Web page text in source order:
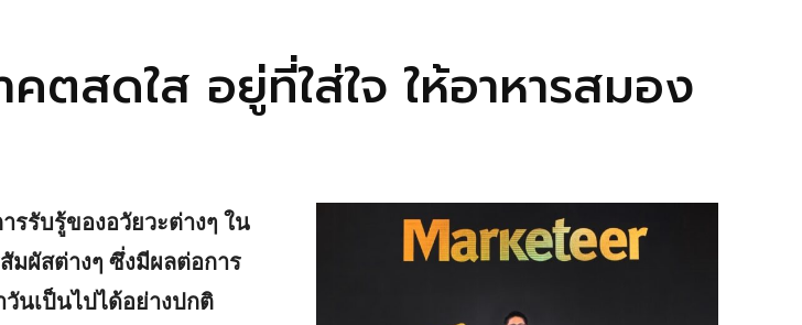
ตสดใส อยู่ที่ใส่ใจ ให้อาหารสมอง
รับรู้ของอวัยวะต่างๆ ใน
มผัสต่างๆ ซึ่งมีผลต่อการ
นเป็นไปได้อย่างปกติ